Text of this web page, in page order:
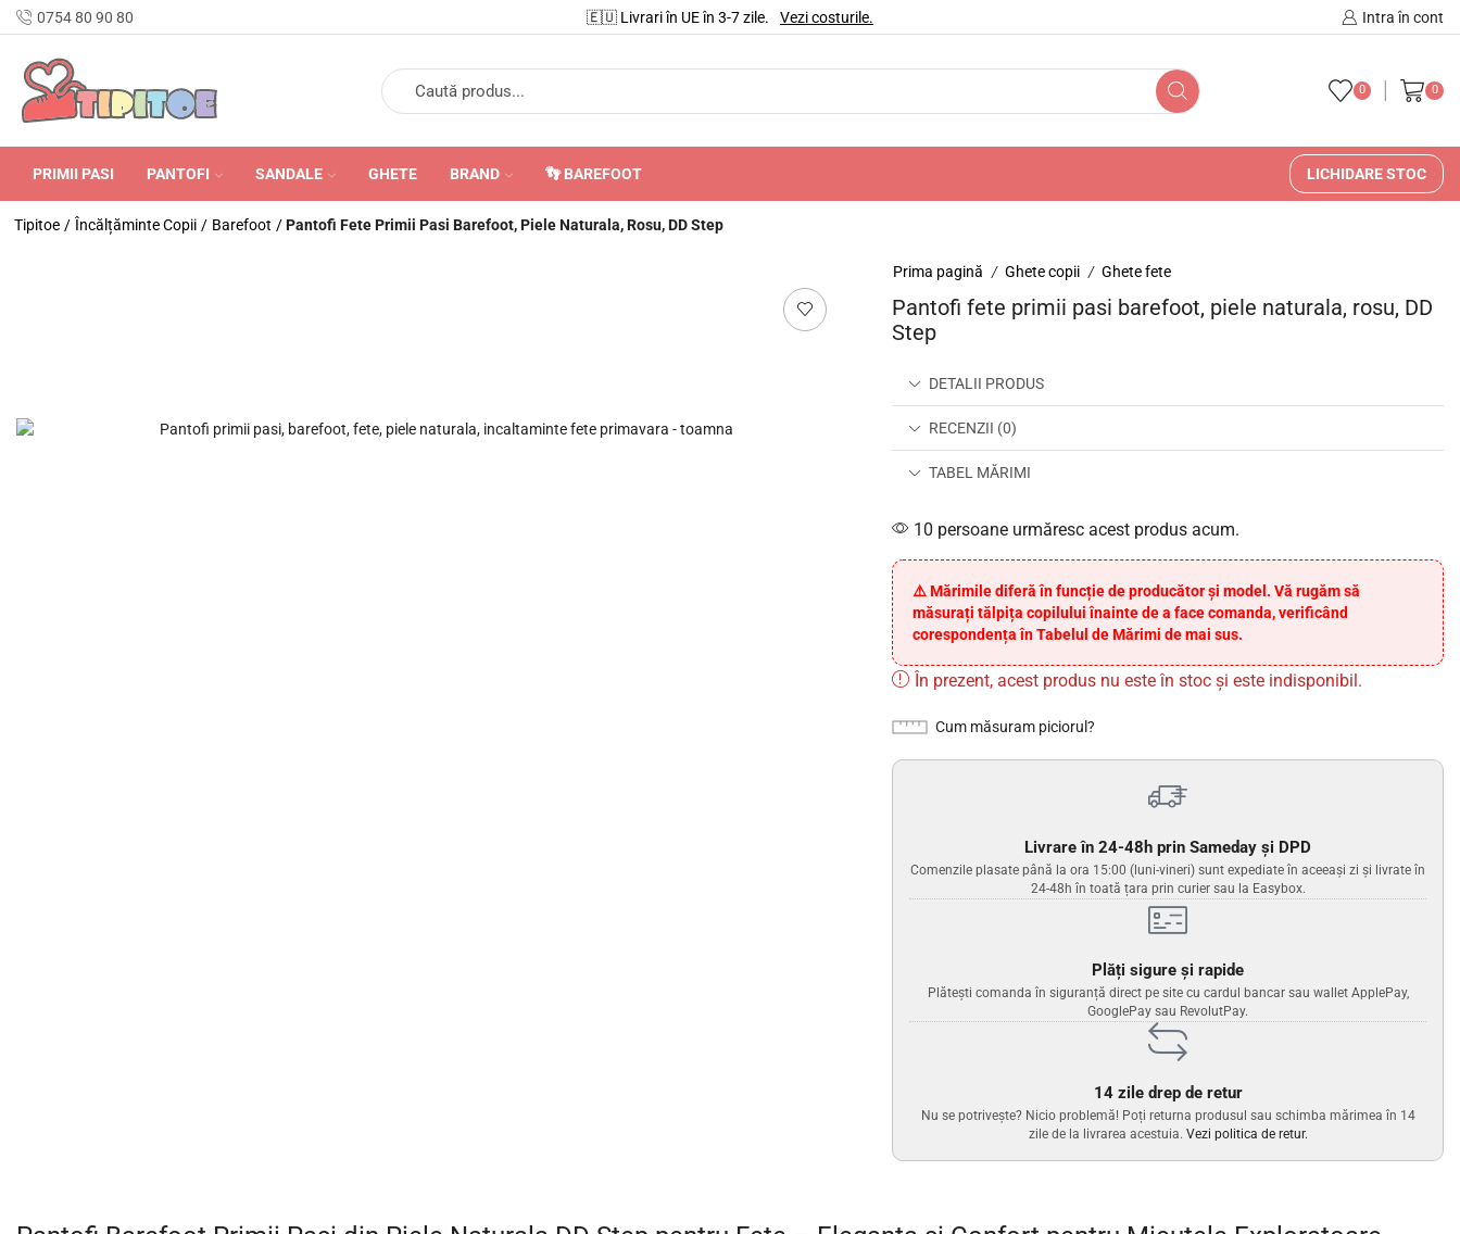
0754 80 90 80
în 24-48 de ore. 🇪🇺 Livrari în UE în 3-7 zile. Vezi costurile. 🚚 🇷🇴 Livrare înIntra în cont
0 0
PRIMII PASI PANTOFI SANDALE GHETE BRAND 👣 BAREFOOT LICHIDARE STOC
Tipitoe / Încălțăminte Copii / Barefoot /Pantofi Fete Primii Pasi Barefoot, Piele Naturala, Rosu, DD Step
Prima pagină / Ghete copii / Ghete fete
Pantofi fete primii pasi barefoot, piele naturala, rosu, DD
Step
DETALII PRODUS
RECENZII (0)
TABEL MĂRIMI
10 persoane urmăresc acest produs acum.
⚠️ Mărimile diferă în funcție de producător și model. Vă rugăm să
măsurați tălpița copilului înainte de a face comanda, verificând
corespondența în Tabelul de Mărimi de mai sus.
În prezent, acest produs nu este în stoc și este indisponibil.
Cum măsuram piciorul?
Livrare în 24-48h prin Sameday și DPD
Comenzile plasate până la ora 15:00 (luni-vineri) sunt expediate în aceeași zi și livrate în
24-48h în toată țara prin curier sau la Easybox.
Plăți sigure și rapide
Plătești comanda în siguranță direct pe site cu cardul bancar sau wallet ApplePay,
GooglePay sau RevolutPay.
14 zile drep de retur
Nu se potrivește? Nicio problemă! Poți returna produsul sau schimba mărimea în 14
zile de la livrarea acestuia. Vezi politica de retur.